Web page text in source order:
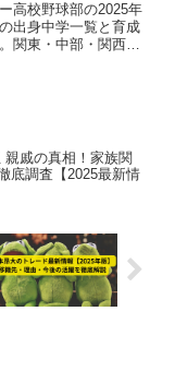
高校野球部の2025年
出身中学一覧と育成
関東・中部・関西の
戚の真相！家族関
底調査【2025最新情